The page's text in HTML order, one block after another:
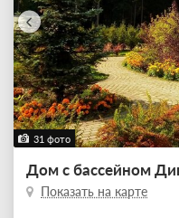
31 фото
Дом с бассейном
Показать на карте